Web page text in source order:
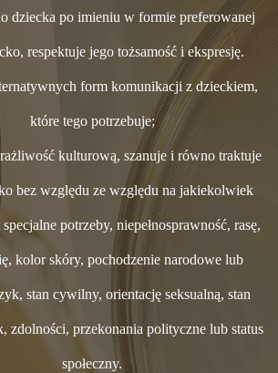
dziecka po imieniu w formie preferowanej
respektuje jego tożsamość i ekspresję.
form komunikacji z dzieckiem,
które tego potrzebuje;
kulturową, szanuje i równo traktuje
bez względu ze względu na jakiekolwiek
potrzeby, niepełnosprawność, rasę,
kolor skóry, pochodzenie narodowe lub
stan cywilny, orientację seksualną, stan
zdolności, przekonania polityczne lub status
społeczny.